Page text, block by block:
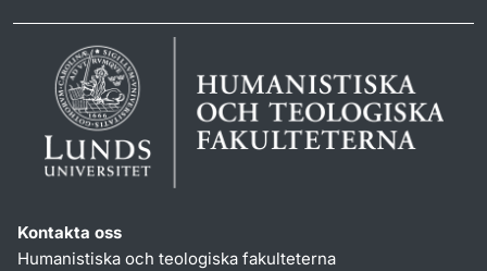
Kontakta oss
Humanistiska och teologiska fakulteterna